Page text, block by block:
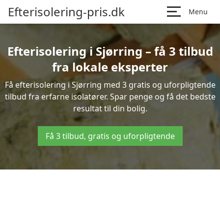
Efterisolering-pris.dk Menu
Efterisolering i Sjørring – få 3 tilbud
fra lokale eksperter
Få efterisolering i Sjørring med 3 gratis og uforpligtende
tilbud fra erfarne isolatører. Spar penge og få det bedste
resultat til din bolig.
Få 3 tilbud, gratis og uforpligtende